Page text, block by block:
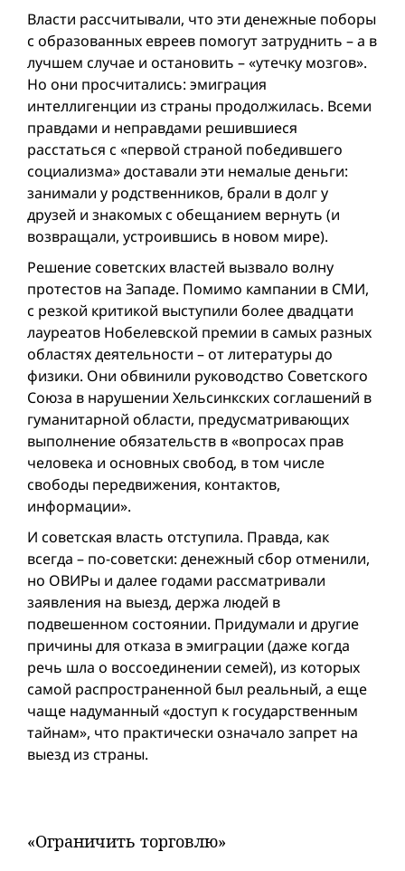
Власти рассчитывали, что эти денежные поборы
с образованных евреев помогут затруднить – а в
лучшем случае и остановить – «утечку мозгов».
Но они просчитались: эмиграция
интеллигенции из страны продолжилась. Всеми
правдами и неправдами решившиеся
расстаться с «первой страной победившего
социализма» доставали эти немалые деньги:
занимали у родственников, брали в долг у
друзей и знакомых с обещанием вернуть (и
возвращали, устроившись в новом мире).
Решение советских властей вызвало волну
протестов на Западе. Помимо кампании в СМИ,
с резкой критикой выступили более двадцати
лауреатов Нобелевской премии в самых разных
областях деятельности – от литературы до
физики. Они обвинили руководство Советского
Союза в нарушении Хельсинкских соглашений в
гуманитарной области, предусматривающих
выполнение обязательств в «вопросах прав
человека и основных свобод, в том числе
свободы передвижения, контактов,
информации».
И советская власть отступила. Правда, как
всегда – по-советски: денежный сбор отменили,
но ОВИРы и далее годами рассматривали
заявления на выезд, держа людей в
подвешенном состоянии. Придумали и другие
причины для отказа в эмиграции (даже когда
речь шла о воссоединении семей), из которых
самой распространенной был реальный, а еще
чаще надуманный «доступ к государственным
тайнам», что практически означало запрет на
выезд из страны.
«Ограничить торговлю»